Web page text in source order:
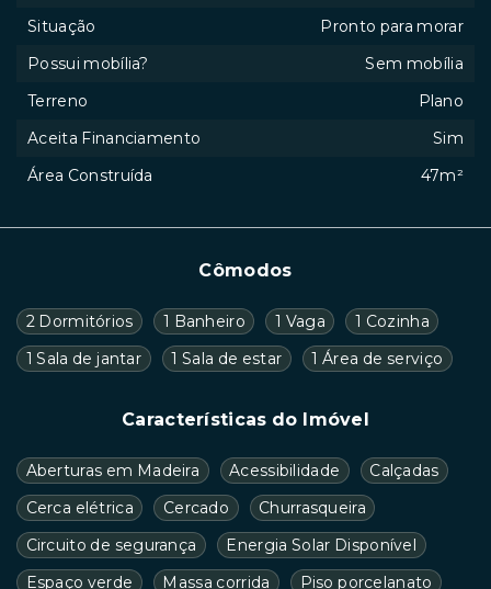
Cômodos
2 Dormitórios 1 Banheiro 1 Vaga
1 Cozinha
1 Sala de jantar
1 Sala de estar 1 Área de serviço
Características do Imóvel
Aberturas em Madeira Acessibilidade
Calçadas
Cerca elétrica
Cercado
Churrasqueira
Circuito de segurança
Energia Solar Disponível
Espaço verde
Massa corrida
Piso porcelanato
Situação
Pronto para morar
Possui mobília?
Sem mobília
Terreno
Plano
Aceita Financiamento
Sim
Área Construída
47m²